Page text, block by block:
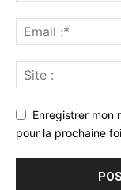
Enregistrer mon
pour la prochaine